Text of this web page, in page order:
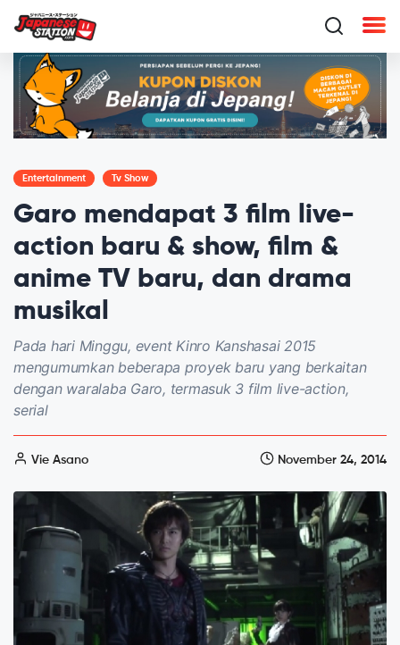
Entertainment Tv Show
Garo mendapat 3 film live-
action baru & show, film &
anime TV baru, dan drama
musikal
Pada hari Minggu, event Kinro Kanshasai 2015
mengumumkan beberapa proyek baru yang berkaitan
dengan waralaba Garo, termasuk 3 film live-action,
serial
Vie Asano November 24, 2014